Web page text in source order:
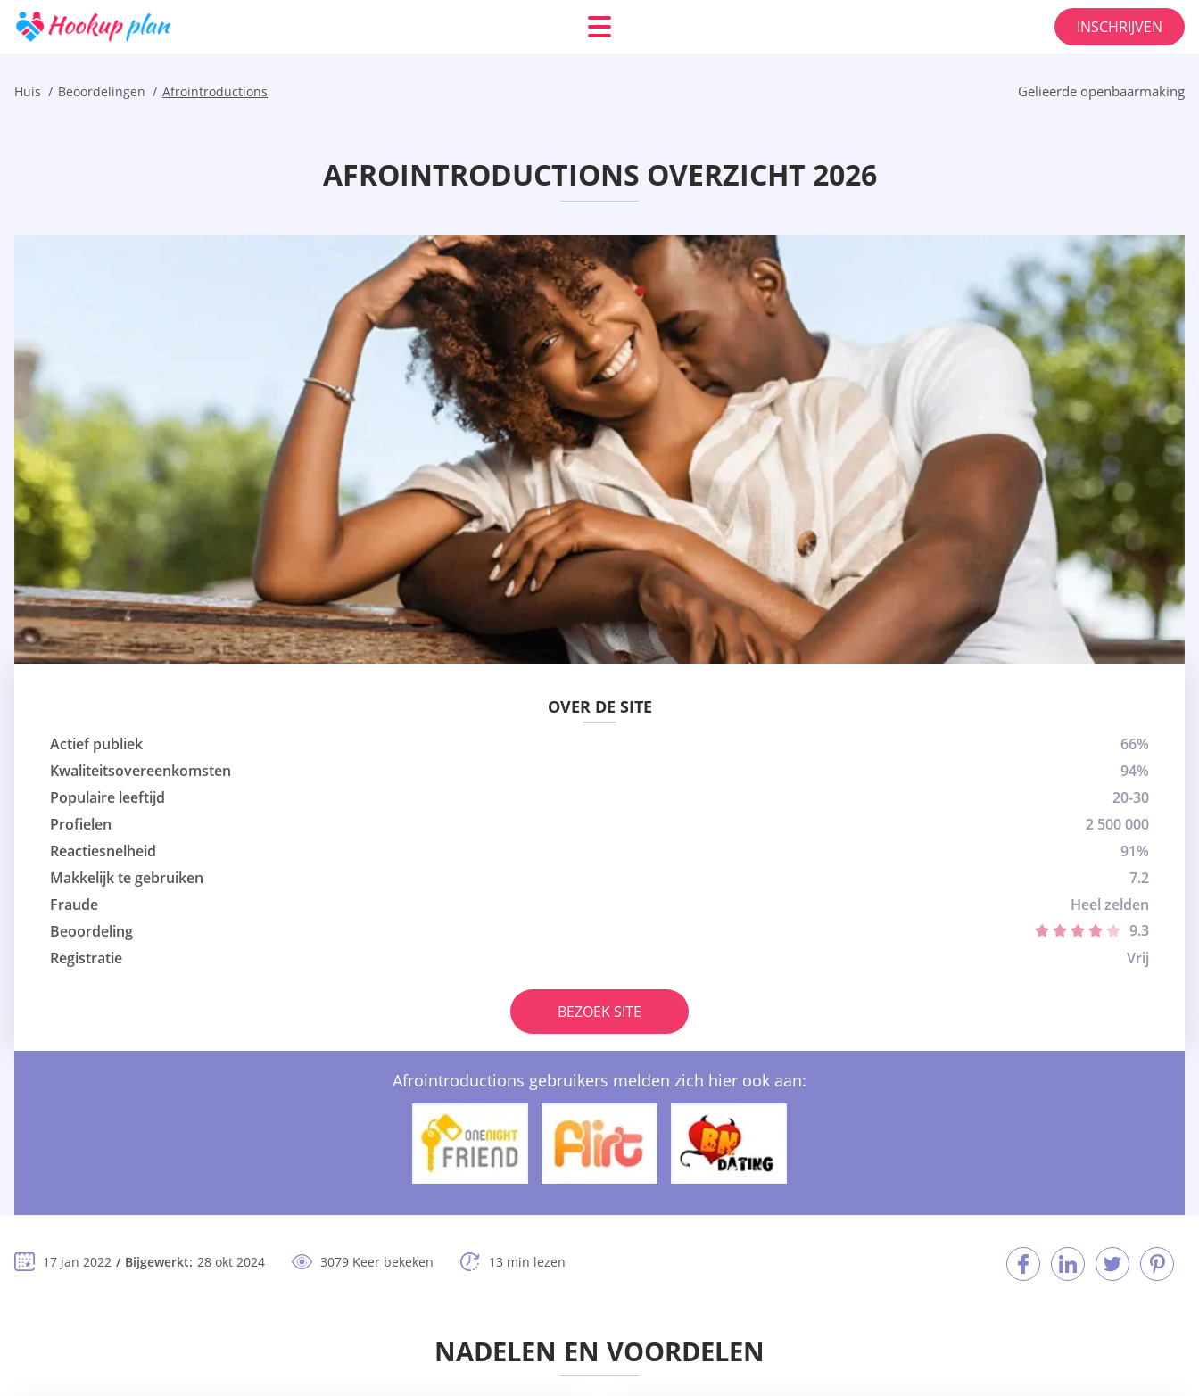
INSCHRIJVEN
Huis Beoordelingen Afrointroductions Gelieerde openbaarmaking
AFROINTRODUCTIONS OVERZICHT 2026
OVER DE SITE
Actief publiek
66%
Kwaliteitsovereenkomsten
94%
Populaire leeftijd
20-30
Profielen
2 500 000
Reactiesnelheid
91%
Makkelijk te gebruiken
7.2
Fraude
Heel zelden
Beoordeling
9.3
Registratie
Vrij
BEZOEK SITE
Afrointroductions gebruikers melden zich hier ook aan:
17 jan 2022 Bijgewerkt: 28 okt 2024 3079 Keer bekeken 13 min lezen
NADELEN EN VOORDELEN